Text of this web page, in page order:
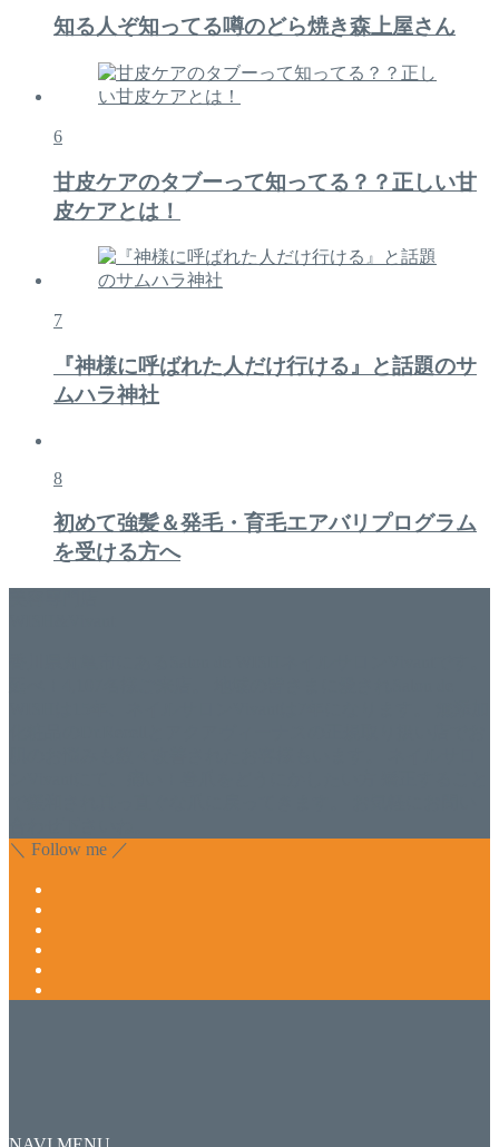
知る人ぞ知ってる噂のどら焼き森上屋さん
6
甘皮ケアのタブーって知ってる？？正しい甘
皮ケアとは！
7
『神様に呼ばれた人だけ行ける』と話題のサ
ムハラ神社
8
初めて強髪＆発毛・育毛エアバリプログラム
を受ける方へ
＼ Follow me ／